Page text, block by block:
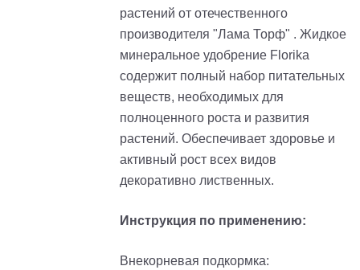
растений от отечественного
производителя "Лама Торф" . Жидкое
минеральное удобрение Florika
содержит полный набор питательных
веществ, необходимых для
полноценного роста и развития
растений. Обеспечивает здоровье и
активный рост всех видов
декоративно лиственных.
Инструкция по применению:
Внекорневая подкормка: